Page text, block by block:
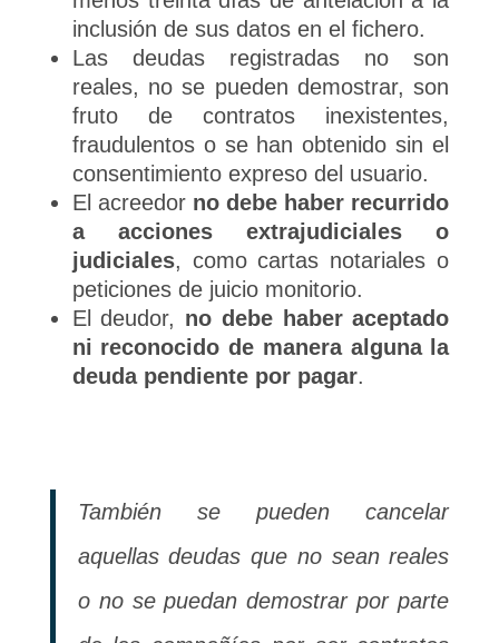
inclusión de sus datos en el fichero.
Las deudas registradas no son
reales, no se pueden demostrar, son
fruto de contratos inexistentes,
fraudulentos o se han obtenido sin el
consentimiento expreso del usuario.
El acreedor no debe haber recurrido
a acciones extrajudiciales o
judiciales, como cartas notariales o
peticiones de juicio monitorio.
El deudor, no debe haber aceptado
ni reconocido de manera alguna la
deuda pendiente por pagar.
También se pueden cancelar
aquellas deudas que no sean reales
o no se puedan demostrar por parte